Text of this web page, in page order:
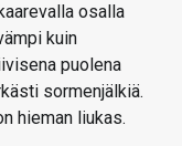
osalla
kuin
puolena
sormenjälkiä.
hieman liukas.